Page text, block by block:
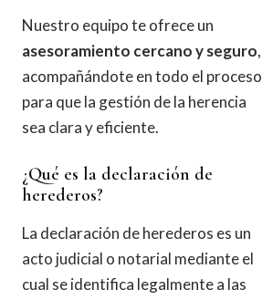
Nuestro equipo te ofrece un
asesoramiento cercano y seguro,
acompañándote en todo el proceso
para que la gestión de la herencia
sea clara y eficiente.
¿Qué es la declaración de
herederos?
La declaración de herederos es un
acto judicial o notarial mediante el
cual se identifica legalmente a las